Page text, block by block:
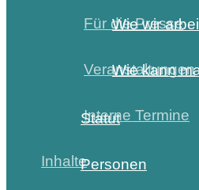
Für die Presse
Veranstaltungen
Interne Termine
Inhalte
Wie wir
Wie kann
Statut
Personen